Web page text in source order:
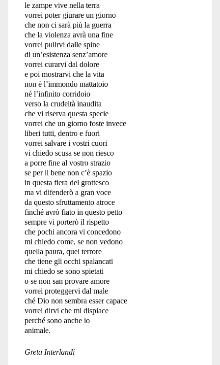
le zampe vive nella terra
vorrei poter giurare un giorno
che non ci sarà più la guerra
che la violenza avrà una fine
vorrei pulirvi dalle spine
di un’esistenza senz’amore
vorrei curarvi dal dolore
e poi mostrarvi che la vita
non è l’immondo mattatoio
né l’infinito corridoio
verso la crudeltà inaudita
che vi riserva questa specie
vorrei che un giorno foste invece
liberi tutti, dentro e fuori
vorrei salvare i vostri cuori
vi chiedo scusa se non riesco
a porre fine al vostro strazio
se per il bene non c’è spazio
in questa fiera del grottesco
ma vi difenderò a gran voce
da questo sfruttamento atroce
finché avrò fiato in questo petto
sempre vi porterò il rispetto
che pochi ancora vi concedono
mi chiedo come, se non vedono
quella paura, quel terrore
che tiene gli occhi spalancati
mi chiedo se sono spietati
o se non san provare amore
vorrei proteggervi dal male
ché Dio non sembra esser capace
vorrei dirvi che mi dispiace
perché sono anche io
animale.
Greta Interlandi